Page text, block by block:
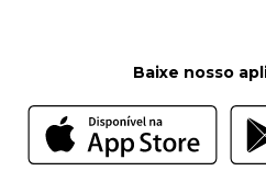
Baixe nosso